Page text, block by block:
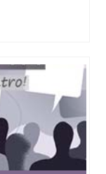
State
State
Jose State
Jose State
Jose State
Jose State
Jose State
Jose State
Jose
书（San
学历证书
未毕业找人做